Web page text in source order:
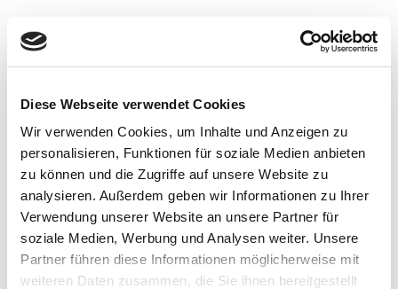
Diese Webseite verwendet Cookies
Wir verwenden Cookies, um Inhalte und Anzeigen zu
personalisieren, Funktionen für soziale Medien anbieten
zu können und die Zugriffe auf unsere Website zu
analysieren. Außerdem geben wir Informationen zu Ihrer
Verwendung unserer Website an unsere Partner für
soziale Medien, Werbung und Analysen weiter. Unsere
Partner führen diese Informationen möglicherweise mit
weiteren Daten zusammen, die Sie ihnen bereitgestellt